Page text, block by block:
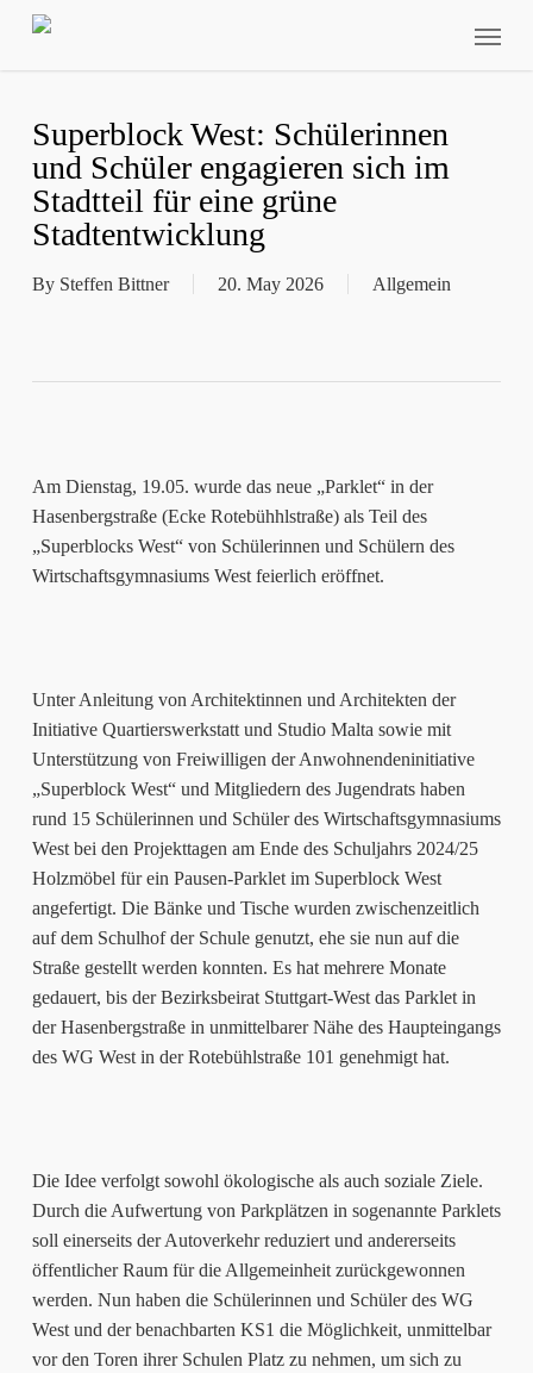
Skip
Superblock West: Schülerinnen
und Schüler engagieren sich im
Stadtteil für eine grüne
Stadtentwicklung
By Steffen Bittner 20. May 2026 Allgemein
Am Dienstag, 19.05. wurde das neue „Parklet“ in der
Hasenbergstraße (Ecke Rotebühhlstraße) als Teil des
„Superblocks West“ von Schülerinnen und Schülern des
Wirtschaftsgymnasiums West feierlich eröffnet.
Unter Anleitung von Architektinnen und Architekten der
Initiative Quartierswerkstatt und Studio Malta sowie mit
Unterstützung von Freiwilligen der Anwohnendeninitiative
„Superblock West“ und Mitgliedern des Jugendrats haben
rund 15 Schülerinnen und Schüler des Wirtschaftsgymnasiums
West bei den Projekttagen am Ende des Schuljahrs 2024/25
Holzmöbel für ein Pausen-Parklet im Superblock West
angefertigt. Die Bänke und Tische wurden zwischenzeitlich
auf dem Schulhof der Schule genutzt, ehe sie nun auf die
Straße gestellt werden konnten. Es hat mehrere Monate
gedauert, bis der Bezirksbeirat Stuttgart-West das Parklet in
der Hasenbergstraße in unmittelbarer Nähe des Haupteingangs
des WG West in der Rotebühlstraße 101 genehmigt hat.
Die Idee verfolgt sowohl ökologische als auch soziale Ziele.
Durch die Aufwertung von Parkplätzen in sogenannte Parklets
soll einerseits der Autoverkehr reduziert und andererseits
öffentlicher Raum für die Allgemeinheit zurückgewonnen
werden. Nun haben die Schülerinnen und Schüler des WG
West und der benachbarten KS1 die Möglichkeit, unmittelbar
vor den Toren ihrer Schulen Platz zu nehmen, um sich zu